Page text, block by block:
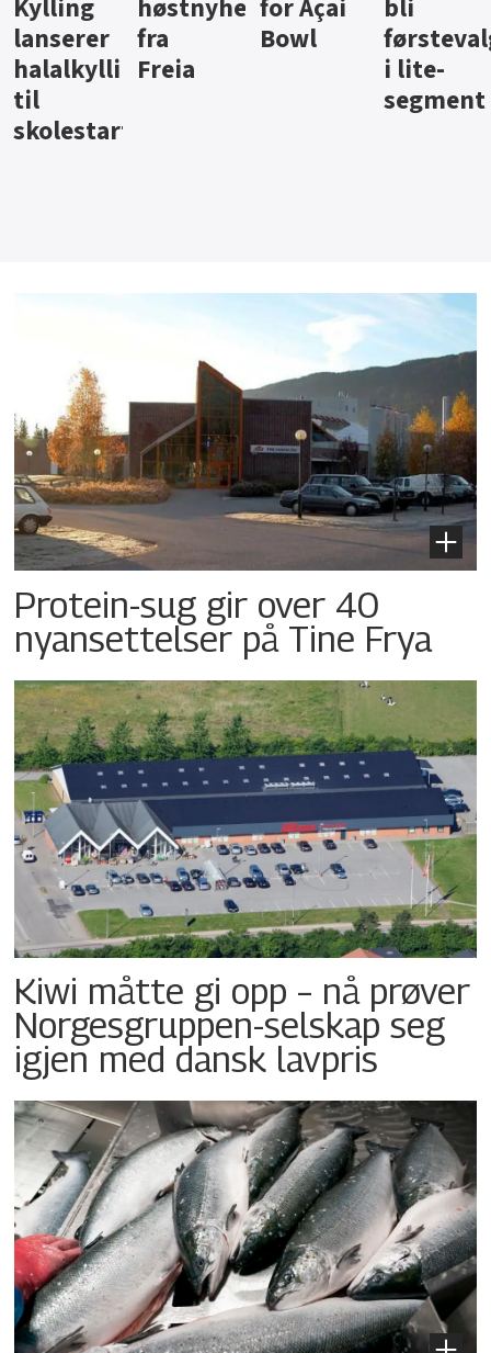
for Açai
Bowl
bli
førstevalg
i lite-
jus fra
Berentsen
iste fra
Hansa
Protein-sug gir over 40
nyansettelser på Tine Frya
Kiwi måtte gi opp – nå prøver
Norgesgruppen-selskap seg
igjen med dansk lavpris